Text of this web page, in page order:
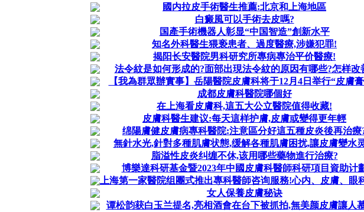
國内拉皮手術醫生推薦:北京和上海地區
白癜風可以手術去皮嗎?
国產手術機器人彰显“中国智造”創新水平
知名外科醫生猥亵患者、過度醫療,涉嫌犯罪!
揭阳长安醫院男科研究所專病專治平价醫療!
法令紋是如何形成的?面部出現法令紋的原因有哪些?怎样改
【我為群眾辦實事】岳陽醫院皮膚科将于12月4日举行“皮膚
成都皮膚科醫院哪個好
在上海看皮膚科,這五大公立醫院值得收藏!
皮膚科醫生建议:每天這样护膚,皮膚或變得更年輕
绵陽膚健皮膚病專科醫院:注意區分好這五種皮炎後再治療
無針水光,針對多種肌膚状態,缓解各種肌膚困扰,讓皮膚變水
脂溢性皮炎纠缠不休,该用哪些藥物進行治療?
博樂達科研基金暨2023年中國皮膚科醫師科研項目資助计
上海第一家醫院组團式推出專科醫師咨询服務!心内、皮膚、眼
女人保養皮膚秘诀
谭松韵获白玉兰提名,亮相酒會在台下被抓拍,無美颜皮膚讓人